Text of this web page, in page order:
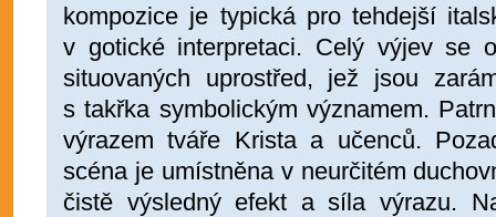
kompozice je typická pro tehdejší
v gotické interpretaci. Celý výjev se
situovaných uprostřed, jež jsou
s takřka symbolickým významem.
výrazem tváře Krista a učenců.
scéna je umístněna v neurčitém
čistě výsledný efekt a síla výrazu.